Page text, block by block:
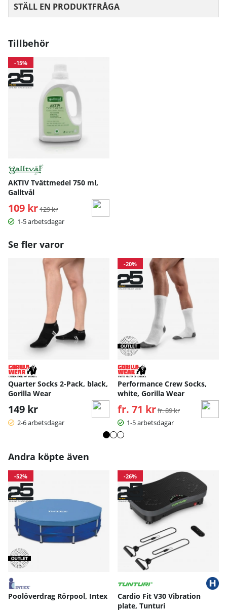
STÄLL EN PRODUKTFRÅGA
Tillbehör
-15%
AKTIV Tvättmedel 750 ml,
Galltvål
109 kr Ordinarie pris:
129 kr
1-5 arbetsdagar
Se fler varor
Quarter Socks 2-Pack, black,
Gorilla Wear
149 kr
2-6 arbetsdagar
-20%
Performance Crew Socks,
white, Gorilla Wear
fr. 71 kr Ordinarie pris:
fr. 89 kr
1-5 arbetsdagar
Andra köpte även
-52%
Poolöverdrag Rörpool, Intex
-26%
Cardio Fit V30 Vibration
plate, Tunturi